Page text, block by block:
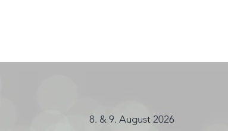
8. & 9. August 2026